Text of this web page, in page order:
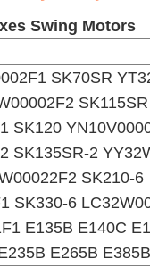
Swing Motors
SK70SR
SK115SR
SK120
SK135SR-2
SK210-6
SK330-6
E135B E140C
E265B E385B